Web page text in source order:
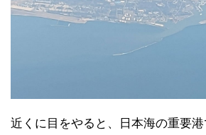
近くに目をやると、日本海の重要